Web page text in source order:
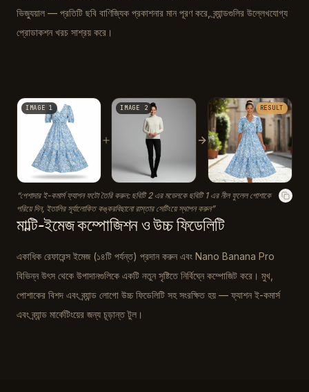
ভিজ্যুয়াল — প্রতিটি ছবি বাণিজ্যিক প্রকাশনার মান পূরণ করে, ব্র্যান্ডগুলির উল্লেখযোগ্য
প্রোডাকশন খরচ সাশ্রয় করে।
IMAGE 1 IMAGE 2 RESULT
“পেশাদার ই-কমার্স ফ্যাশন ফটো তৈরি করুন: ছবিটি 2 এর মডেলকে ছবিটি 1 এর নীল ফুলেল পোশাকে
পরিয়ে দিন, ইতালির সূর্যালোকিত কঙ্করবিছানো রাস্তার সেটিংয়ে স্থাপন করুন”
মাল্টি-ইমেজ কম্পোজিশন ও উচ্চ ফিডেলিটি
একাধিক রেফারেন্স ইমেজ (১৪টি পর্যন্ত) প্রদান করুন এবং Nano Banana Pro
বিভিন্ন উৎস থেকে উপাদানগুলিকে একটি নতুন সৃষ্টিতে নির্বিঘ্নে কম্পোজিট করে। মুখ,
পোশাকের বিশদ এবং ব্র্যান্ড লোগো উচ্চ ফিডেলিটি সহ সংরক্ষিত হয় — ফ্যাশন ই-কমার্স
এবং ব্র্যান্ড মার্কেটিংয়ের জন্য চূড়ান্ত টুল।